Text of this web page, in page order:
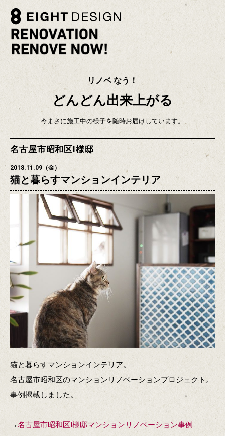
リノベ なう！
どんどん出来上がる
今まさに施工中の様子を随時お届けしています。
名古屋市昭和区I様邸
2018.11.09（金）
猫と暮らすマンションインテリア
猫と暮らすマンションインテリア。
名古屋市昭和区のマンションリノベーションプロジェクト。
事例掲載しました。
→名古屋市昭和区I様邸マンションリノベーション事例